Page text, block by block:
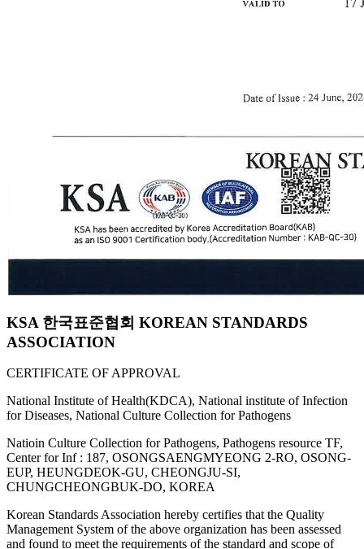
KSA 한국표준협회 KOREAN STANDARDS
ASSOCIATION
CERTIFICATE OF APPROVAL
National Institute of Health(KDCA), National institute of Infection
for Diseases, National Culture Collection for Pathogens
Natioin Culture Collection for Pathogens, Pathogens resource TF,
Center for Inf : 187, OSONGSAENGMYEONG 2-RO, OSONG-
EUP, HEUNGDEOK-GU, CHEONGJU-SI,
CHUNGCHEONGBUK-DO, KOREA
Korean Standards Association hereby certifies that the Quality
Management System of the above organization has been assessed
and found to meet the requirements of the standard and scope of